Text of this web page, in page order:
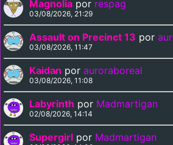
Magnolia por respag
03/08/2026, 21:29
Assault on Precinct 13 por
03/08/2026, 11:47
Kaidan por auroraboreal
03/08/2026, 11:08
Labyrinth por Madmartigan
02/08/2026, 14:14
Supergirl por Madmartigan